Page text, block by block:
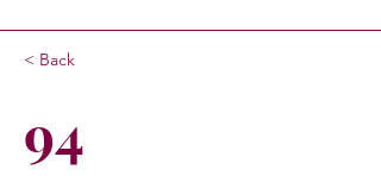
< Back
94